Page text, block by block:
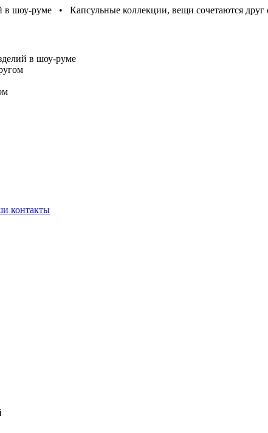
в шоу-руме • Капсульные коллекции, вещи сочетаются
в шоу-руме
контакты